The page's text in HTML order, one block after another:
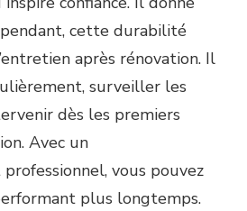
cette durabilité
après rénovation. Il
surveiller les
dès les premiers
Avec un
vous pouvez
plus longtemps.